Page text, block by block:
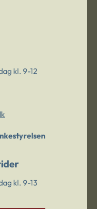
kl. 9-12
kl. 9-13